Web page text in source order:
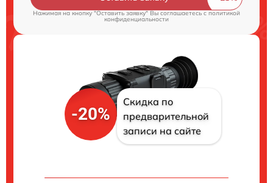
Нажимая на кнопку "Оставить заявку" Вы соглашаетесь cполитикой
конфиденциальности
-20%
Скидка по
предварительной
записи на сайте